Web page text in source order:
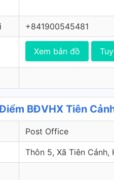
+841900545481
Xem bản đồ
BĐVHX Tiên
Post Office
Thôn 5, Xã Tiên